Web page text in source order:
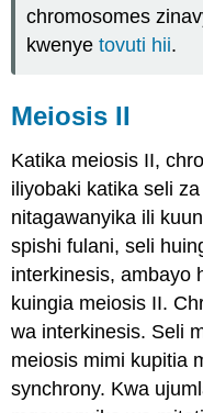
chromosomes
kwenyetovuti hii.
Meiosis II
Katika meiosis II,
iliyobaki katika seli
nitagawanyika ili
spishi fulani, seli
interkinesis, ambayo
kuingia meiosis II.
wa interkinesis. Seli
meiosis mimi kupitia
synchrony. Kwa